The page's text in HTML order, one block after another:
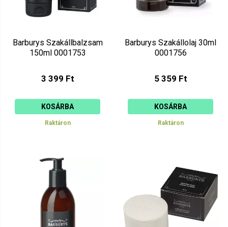
Barburys Szakállbalzsam
150ml 0001753
3 399 Ft
KOSÁRBA
Raktáron
Barburys Szakállolaj 30ml
0001756
5 359 Ft
KOSÁRBA
Raktáron